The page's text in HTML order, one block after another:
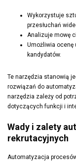
Wykorzystuje
przesłuchań
Analizuje mowę
Umożliwia
kandydatów.
Te narzędzia stanowią
rozwiązań do
narzędzia zależy od
dotyczących funkcji i
Wady i zalety
rekrutacyjnych
Automatyzacja